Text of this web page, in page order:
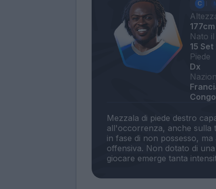
177cm
Nato il
15
Piede
Dx
Congo
Mezzala di piede destro
all'occorrenza, anche sulla
in fase di non possesso,
offensiva. Non dotato di